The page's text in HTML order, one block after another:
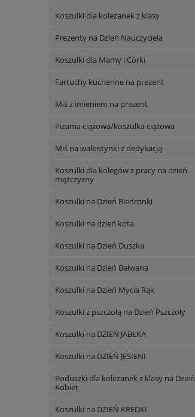
Koszulki dla koleżanek z klasy
Prezenty na Dzień Nauczyciela
Koszulki dla Mamy i Córki
Fartuchy kuchenne na prezent
Miś z imieniem na prezent
Piżama ciążowa/koszulka ciążowa
Miś na walentynki z dedykacją
Koszulki dla kolegów z pracy na dzień
mężczyzny
Koszulki na Dzień Biedronki
Koszulki na dzień kota
Koszulki na Dzień Duszka
Koszulki na Dzień Bałwana
Koszulki na Dzień Mycia Rąk
Koszulki z pszczołą na Dzień Pszczoły
Koszulki na DZIEŃ JABŁKA
Koszulki na DZIEŃ JESIENI
Poduszki dla koleżanek z klasy na Dzień
Kobiet
Koszulki na DZIEŃ KREDKI